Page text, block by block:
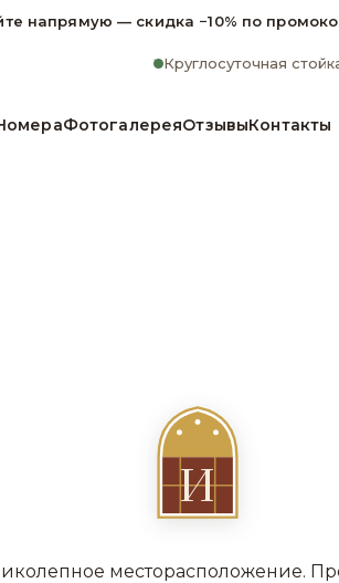
напрямую — скидка −10% по
Круглосуточная
ФотогалереяОтзывыКонтакты
И
месторасположение.